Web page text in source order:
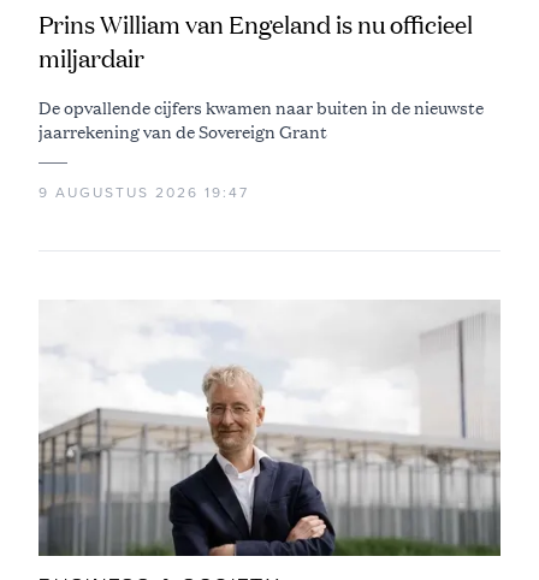
Prins William van Engeland is nu officieel
miljardair
De opvallende cijfers kwamen naar buiten in de nieuwste
jaarrekening van de Sovereign Grant
9 AUGUSTUS 2026 19:47